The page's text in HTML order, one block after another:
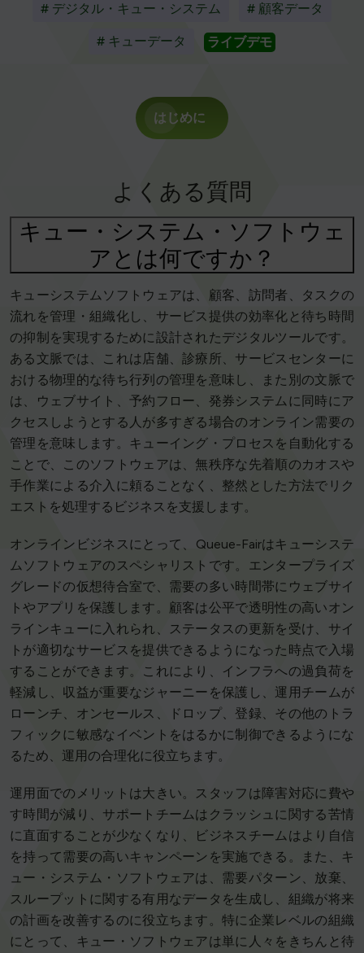
# デジタル・キュー・システム # 顧客データ
# キューデータ ライブデモ
はじめに
よくある質問
キュー・システム・ソフトウェ
アとは何ですか？
キューシステムソフトウェアは、顧客、訪問者、タスクの
流れを管理・組織化し、サービス提供の効率化と待ち時間
の抑制を実現するために設計されたデジタルツールです。
ある文脈では、これは店舗、診療所、サービスセンターに
おける物理的な待ち行列の管理を意味し、また別の文脈で
は、ウェブサイト、予約フロー、発券システムに同時にア
クセスしようとする人が多すぎる場合のオンライン需要の
管理を意味します。キューイング・プロセスを自動化する
ことで、このソフトウェアは、無秩序な先着順のカオスや
手作業による介入に頼ることなく、整然とした方法でリク
エストを処理するビジネスを支援します。
オンラインビジネスにとって、Queue-Fairはキューシステ
ムソフトウェアのスペシャリストです。エンタープライズ
グレードの仮想待合室で、需要の多い時間帯にウェブサイ
トやアプリを保護します。顧客は公平で透明性の高いオン
ラインキューに入れられ、ステータスの更新を受け、サイ
トが適切なサービスを提供できるようになった時点で入場
することができます。これにより、インフラへの過負荷を
軽減し、収益が重要なジャーニーを保護し、運用チームが
ローンチ、オンセールス、ドロップ、登録、その他のトラ
フィックに敏感なイベントをはるかに制御できるようにな
るため、運用の合理化に役立ちます。
運用面でのメリットは大きい。スタッフは障害対応に費や
す時間が減り、サポートチームはクラッシュに関する苦情
に直面することが少なくなり、ビジネスチームはより自信
を持って需要の高いキャンペーンを実施できる。また、キ
ュー・システム・ソフトウェアは、需要パターン、放棄、
スループットに関する有用なデータを生成し、組織が将来
の計画を改善するのに役立ちます。特に企業レベルの組織
にとって、キュー・ソフトウェアは単に人々をきちんと待